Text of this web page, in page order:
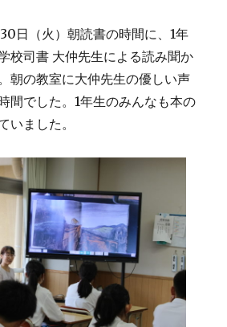
日（火）朝読書の時間に、1年
校司書 大仲先生による読み聞か
朝の教室に大仲先生の優しい声
間でした。1年生のみんなも本の
いました。